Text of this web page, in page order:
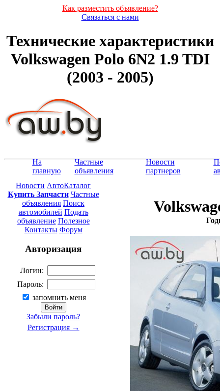
Как разместить объявление?
Связаться с нами
Технические характеристики
Volkswagen Polo 6N2 1.9 TDI
(2003 - 2005)
На
главную
Частные
объявления
Новости
партнеров
Новости АвтоКаталог
Купить Запчасти Частные
объявления Поиск
автомобилей Подать
объявление Полезное
Контакты Форум
Авторизация
Логин:
Пароль:
запомнить меня
Забыли пароль?
Регистрация →